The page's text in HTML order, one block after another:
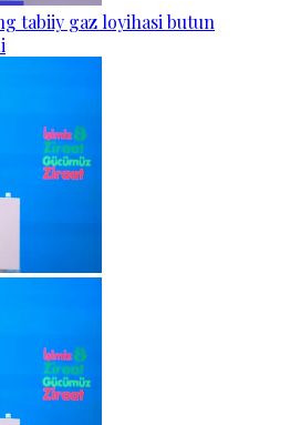
tabiiy gaz loyihasi butun